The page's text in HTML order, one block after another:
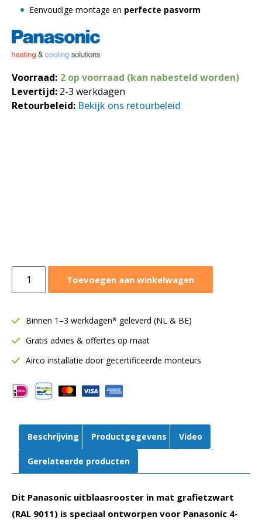
Eenvoudige montage en perfecte pasvorm
Voorraad: 2 op voorraad (kan nabesteld worden)
Levertijd: 2-3 werkdagen
Retourbeleid: Bekijk ons retourbeleid
paneel
Voor
90x90
|
Zwart
aantal
Toevoegen aan winkelwagen
Binnen 1–3 werkdagen* geleverd (NL & BE)
Gratis advies & offertes op maat
Airco installatie door gecertificeerde monteurs
Beschrijving Productgegevens Video
Gerelateerde producten
Dit Panasonic uitblaasrooster in mat grafietzwart
(RAL 9011) is speciaal ontworpen voor Panasonic 4-